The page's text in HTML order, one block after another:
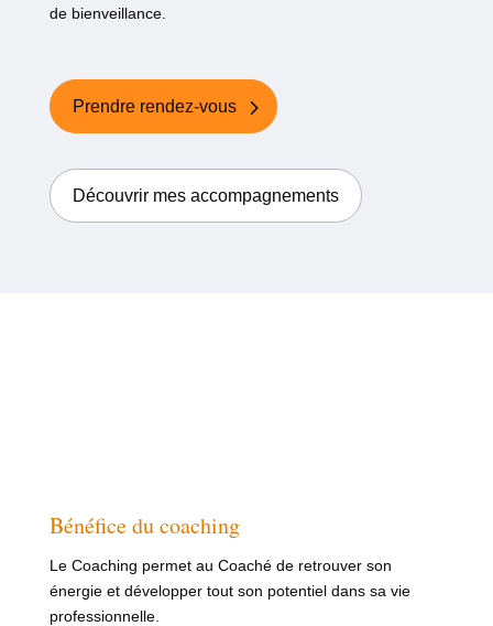
de bienveillance.
Prendre rendez-vous
Découvrir mes accompagnements
Bénéfice du coaching
Le Coaching permet au Coaché de retrouver son
énergie et développer tout son potentiel dans sa vie
professionnelle.